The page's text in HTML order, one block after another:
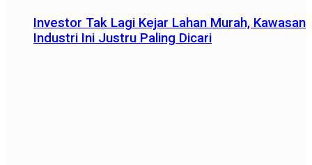
Investor Tak Lagi Kejar Lahan Murah, Kawasan
Industri Ini Justru Paling Dicari